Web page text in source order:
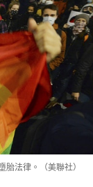
法律。（美聯社）